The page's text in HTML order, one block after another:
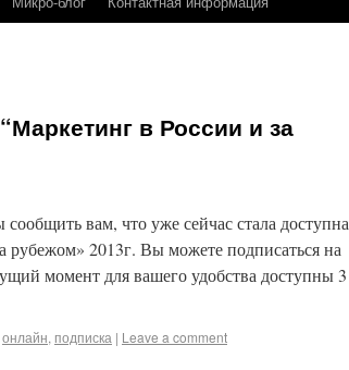
в России и за
вам, что уже сейчас стала доступна
2013г. Вы можете подписаться на
момент для вашего удобства доступны 3
онлайн, подписка | Leave a comment